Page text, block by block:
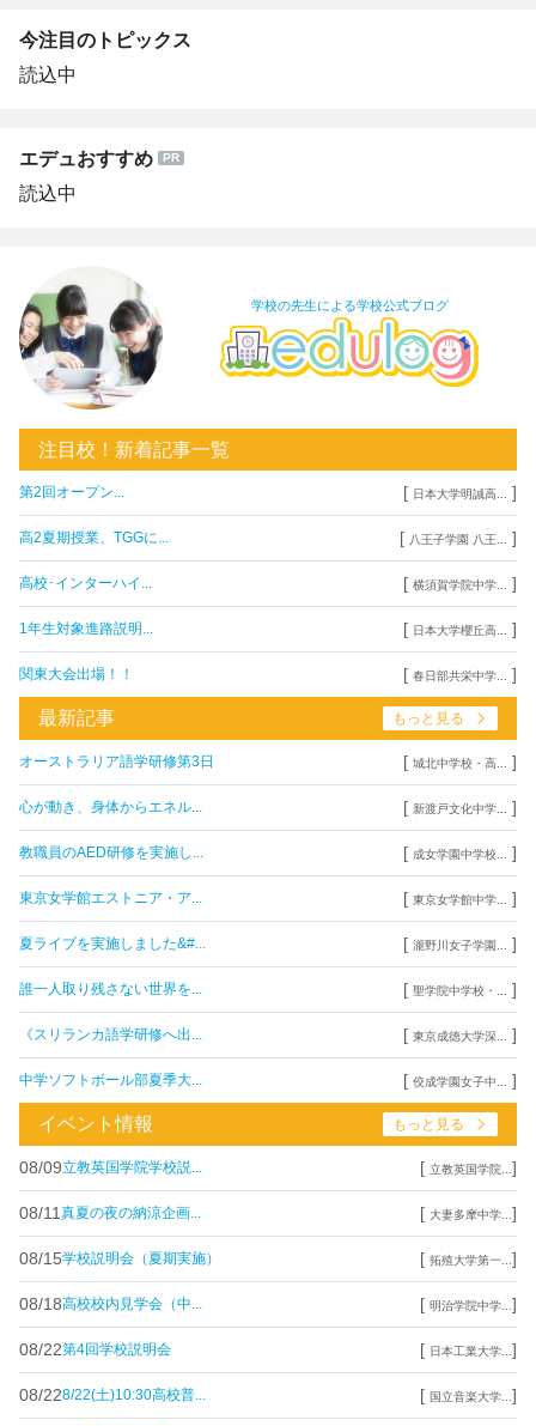
今注目のトピックス
読込中
エデュおすすめ
読込中
学校の先生による学校公式ブログ
注目校！新着記事一覧
第2回オープン... [ 日本大学明誠高... ]
高2夏期授業、TGGに... [ 八王子学園 八王... ]
高校･インターハイ... [ 横須賀学院中学... ]
1年生対象進路説明... [ 日本大学櫻丘高... ]
関東大会出場！！ [ 春日部共栄中学... ]
最新記事 もっと見る
オーストラリア語学研修第3日 [ 城北中学校・高... ]
心が動き、身体からエネル... [ 新渡戸文化中学... ]
教職員のAED研修を実施し... [ 成女学園中学校... ]
東京女学館エストニア・ア... [ 東京女学館中学... ]
夏ライブを実施しました&#... [ 瀧野川女子学園... ]
誰一人取り残さない世界を... [ 聖学院中学校・... ]
《スリランカ語学研修へ出... [ 東京成徳大学深... ]
中学ソフトボール部夏季大... [ 佼成学園女子中... ]
イベント情報 もっと見る
08/09立教英国学院学校説... [ 立教英国学院... ]
08/11 真夏の夜の納涼企画... [ 大妻多摩中学... ]
08/15学校説明会（夏期実施） [ 拓殖大学第一... ]
08/18高校校内見学会（中... [ 明治学院中学... ]
08/22第4回学校説明会 [ 日本工業大学... ]
08/228/22(土)10:30高校普... [ 国立音楽大学... ]